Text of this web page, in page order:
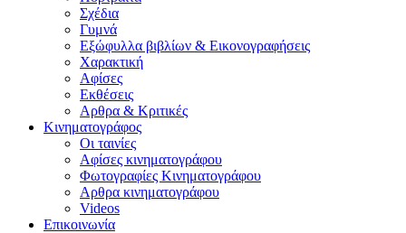
Σχέδια
Γυμνά
Εξώφυλλα βιβλίων & Εικονογραφήσεις
Χαρακτική
Αφίσες
Εκθέσεις
Αρθρα & Κριτικές
Κινηματογράφος
Οι ταινίες
Αφίσες κινηματογράφου
Φωτογραφίες Κινηματογράφου
Αρθρα κινηματογράφου
Videos
Επικοινωνία